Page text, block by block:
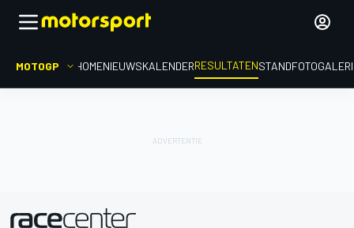
MOTOGP HOMENIEUWSKALENDERRESULTATENSTAND